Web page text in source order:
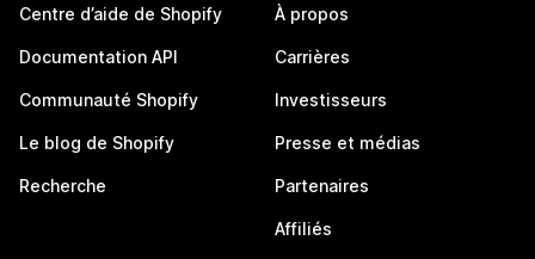
Centre d’aide de Shopify
Documentation API
Communauté Shopify
Le blog de Shopify
Recherche
À propos
Carrières
Investisseurs
Presse et médias
Partenaires
Affiliés